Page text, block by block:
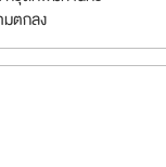
ตกลง